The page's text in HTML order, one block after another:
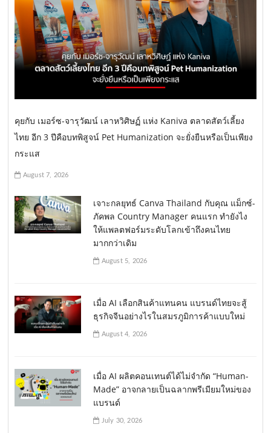
คุยกับ เมอร์ซ-จารุวัฒน์ เลาหวิศิษฏ์ แห่ง Kaniva ตลาดสัตว์เลี้ยง
ไทย อีก 3 ปีคือบทพิสูจน์ Pet Humanization จะยั่งยืนหรือเป็นเพียง
กระแส
August 7, 2026
เจาะกลยุทธ์ Canva Thailand กับคุณ แม็กซ์-
ภัคพล Country Manager คนแรก ทำยังไง
ให้แพลตฟอร์มระดับโลกเข้าถึงคนไทย
มากกว่าเดิม
August 5, 2026
เมื่อ AI เลือกสินค้าแทนคน แบรนด์ไทยจะสู้
ธุรกิจจีนอย่างไรในสมรภูมิการค้าแบบใหม่
August 4, 2026
เมื่อ AI ผลิตคอนเทนต์ได้ไม่จำกัด “Human-
Made” อาจกลายเป็นฉลากพรีเมียมใหม่ของ
แบรนด์
July 30, 2026